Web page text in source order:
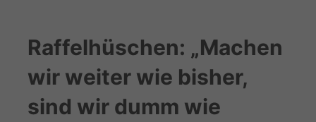
Raffelhüschen: „Machen
wir weiter wie bisher,
sind wir dumm wie